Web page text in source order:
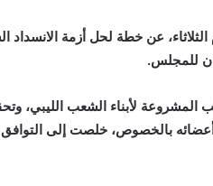
عن خطة لحل أزمة الانسداد
للمجلس.
المشروعة لأبناء الشعب الليبي،
بالخصوص، خلصت إلى